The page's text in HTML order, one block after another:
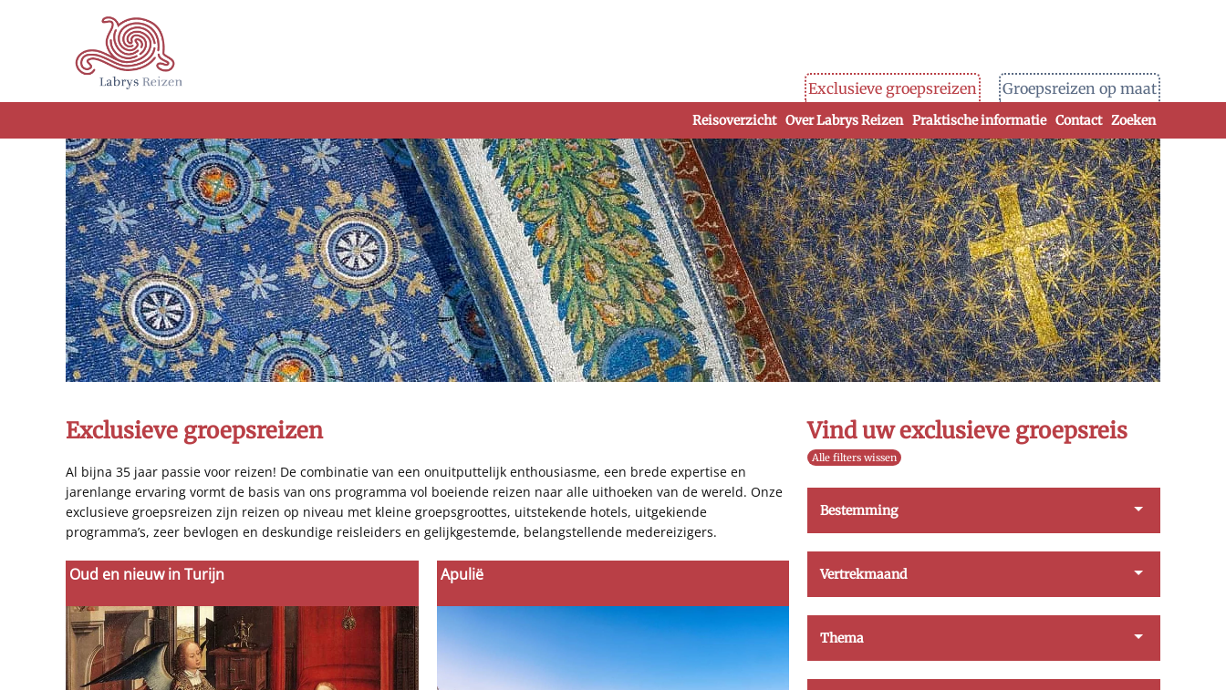
Terug naar hoofdinhoud
Exclusieve groepsreizen Groepsreizen op maat
Reisoverzicht Over Labrys Reizen Praktische informatie Contact Zoeken
Exclusieve groepsreizen
Al bijna 35 jaar passie voor reizen! De combinatie van een onuitputtelijk enthousiasme, een brede expertise en
jarenlange ervaring vormt de basis van ons programma vol boeiende reizen naar alle uithoeken van de wereld. Onze
exclusieve groepsreizen zijn reizen op niveau met kleine groepsgroottes, uitstekende hotels, uitgekiende
programma’s, zeer bevlogen en deskundige reisleiders en gelijkgestemde, belangstellende medereizigers.
Oud en nieuw in Turijn Apulië
Vind uw exclusieve groepsreis
Alle filters wissen
Bestemming
Vertrekmaand
Thema